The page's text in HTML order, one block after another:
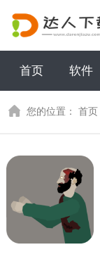
首页 软件
您的位置：首页